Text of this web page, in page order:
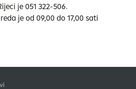
je 051 322-506.
je od 09,00 do 17,00 sati